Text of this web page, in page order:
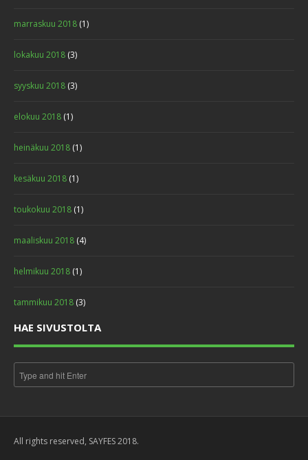
marraskuu 2018 (1)
lokakuu 2018 (3)
syyskuu 2018 (3)
elokuu 2018 (1)
heinäkuu 2018 (1)
kesäkuu 2018 (1)
toukokuu 2018 (1)
maaliskuu 2018 (4)
helmikuu 2018 (1)
tammikuu 2018 (3)
HAE SIVUSTOLTA
All rights reserved, SAYFES 2018.